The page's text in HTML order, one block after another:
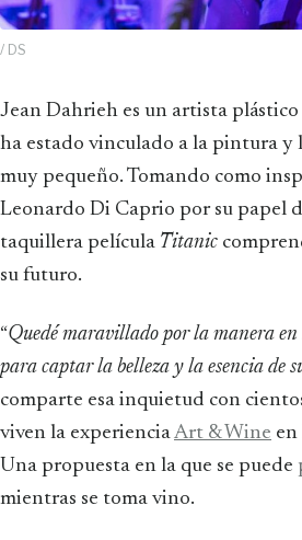
/ DS
Jean Dahrieh es un artista plástico de origen libanés que
ha estado vinculado a la pintura y
muy pequeño. Tomando como
Leonardo Di Caprio por su papel de
taquillera película Titanic
su futuro.
“Quedé maravillado por la manera
para captar la belleza y la esencia de
comparte esa inquietud con
viven la experienciaArt & Wine
Una propuesta en la que se puede
mientras se toma vino.